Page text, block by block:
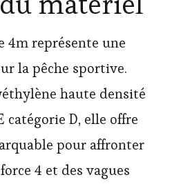
4m représente une
la pêche sportive.
haute densité
catégorie D, elle offre
pour affronter
4 et des vagues